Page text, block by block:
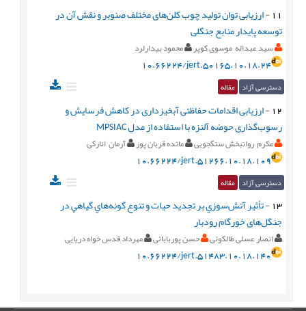
11
-ارزیابی توان تولید چوب کلن‌های مختلف صنوبر و نقش آن در
توسعه پایدار منابع جنگلی
سید عبداله موسوی کوپر محمود بیدارلرد
10.66224/jert.50165.10.18.24
دسترسی آزاد مقاله
12
-ارزیابی اقدامات حفاظتی آبخیزداری در کاهش فرسایش و
رسوب‌گذاری حوضه آلنزه با استفاده از مدل MPSIAC
مکرم روانبخش سنگجویی مائده قربان پور آرمان انارکی
10.66224/jert.51266.10.18.109
دسترسی آزاد مقاله
13
-تأثیر آتش‌سوزي بر تجدید حیات و تنوع گونه‌هاي گياهي در
جنگل‌های خورگام رودبار
انصار عسلی طالکوئی حسن پوربابائی مهرداد قدس خواه دریایی
10.66224/jert.51483.10.18.140